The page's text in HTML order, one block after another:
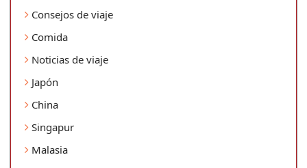
Consejos de viaje
Comida
Noticias de viaje
Japón
China
Singapur
Malasia